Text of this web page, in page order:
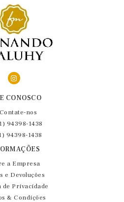
CONOSCO
Contate-nos
94398-1438
94398-1438
a Empresa
e Devoluções
de Privacidade
& Condições